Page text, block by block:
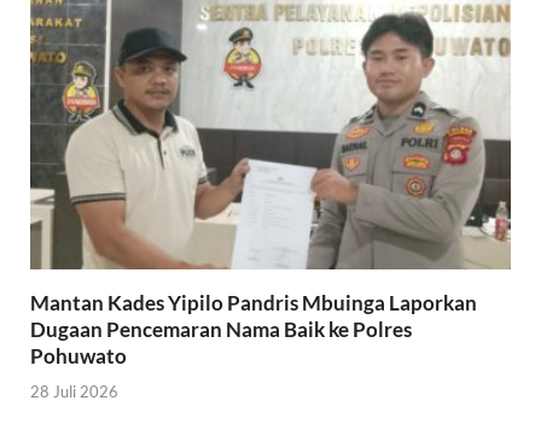
Mantan Kades Yipilo Pandris Mbuinga Laporkan
Dugaan Pencemaran Nama Baik ke Polres
Pohuwato
28 Juli 2026